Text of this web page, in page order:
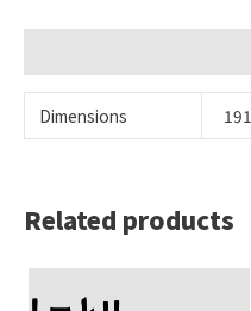
Dimensions
Related products
Add To Cart